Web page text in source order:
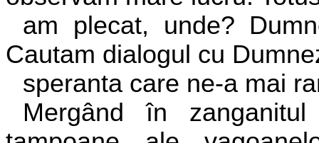
am plecat, unde?
Cautam dialogul cu
speranta care ne-a mai
Mergând în